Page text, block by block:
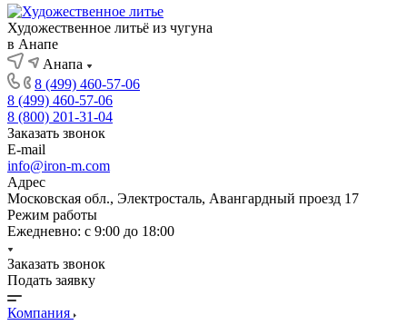
Художественное литьё из чугуна
в Анапе
Анапа
8 (499) 460-57-06
8 (499) 460-57-06
8 (800) 201-31-04
Заказать звонок
E-mail
info@iron-m.com
Адрес
Московская обл., Электросталь, Авангардный проезд 17
Режим работы
Ежедневно: с 9:00 до 18:00
Заказать звонок
Подать заявку
Компания